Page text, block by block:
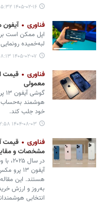
۱۴۰۵-۰۲-۱۶ ۱۵:۳۲
فناوری آیفون
اپل ممکن است
لبه‌خمیده
۱۴۰۵-۰۲-۰۷ ۰۸:۱۳
فناوری
معمولی
هوشمند به‌حساب
خود جلب کند.
۱۴۰۴-۰۸-۰۳ ۲۲:۵۸
فناوری
مشخصات و مقایسه آیفون ۱۳
آیفون
هستند. این
به‌روز و ارزش
انتخابی